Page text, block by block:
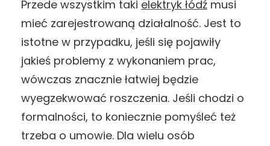
Przede wszystkim taki elektryk łódź musi
mieć zarejestrowaną działalność. Jest to
istotne w przypadku, jeśli się pojawiły
jakieś problemy z wykonaniem prac,
wówczas znacznie łatwiej będzie
wyegzekwować roszczenia. Jeśli chodzi o
formalności, to koniecznie pomyśleć też
trzeba o umowie. Dla wielu osób